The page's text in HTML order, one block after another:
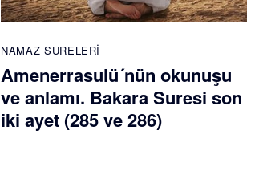
NAMAZ SURELERI
Amenerrasulü´nün okunuşu
ve anlamı. Bakara Suresi son
iki ayet (285 ve 286)